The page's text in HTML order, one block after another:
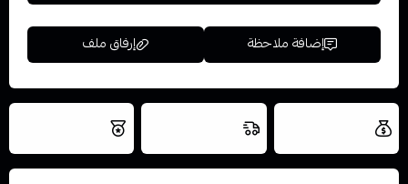
إضافة ملاحظة إرفاق ملف
اسحب و افلت الملف هنا
استعراض
نتميز بلجودة